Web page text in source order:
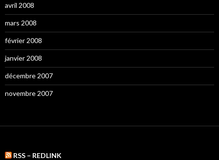
avril 2008
mars 2008
février 2008
janvier 2008
décembre 2007
novembre 2007
RSS – REDLINK